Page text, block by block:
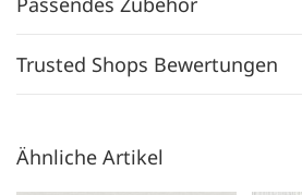
Trusted Shops Bewertungen
Ähnliche Artikel